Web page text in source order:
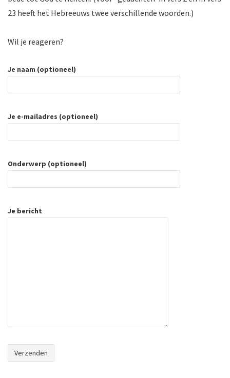
23 heeft het Hebreeuws twee verschillende woorden.)
Wil je reageren?
Je naam (optioneel)
Je e-mailadres (optioneel)
Onderwerp (optioneel)
Je bericht